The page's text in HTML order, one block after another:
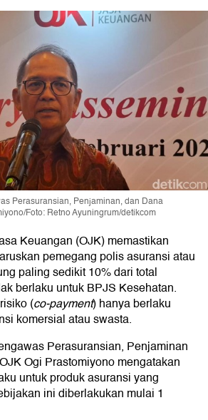
Perasuransian, Penjaminan, dan Dana
Foto: Retno Ayuningrum/detikcom
Keuangan (OJK) memastikan
pemegang polis asuransi atau
paling sedikit 10% dari total
berlaku untuk BPJS Kesehatan.
(co-payment) hanya berlaku
komersial atau swasta.
Perasuransian, Penjaminan
Ogi Prastomiyono mengatakan
untuk produk asuransi yang
ini diberlakukan mulai 1